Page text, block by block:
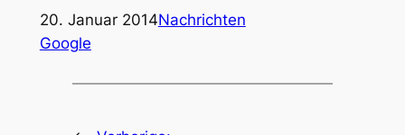
20. Januar 2014Nachrichten
Google